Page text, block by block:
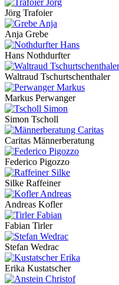
Jörg Trafoier
Anja Grebe
Hans Nothdurfter
Waltraud Tschurtschenthaler
Markus Perwanger
Simon Tscholl
Caritas Männerberatung
Federico Pigozzo
Silke Raffeiner
Andreas Kofler
Fabian Tirler
Stefan Wedrac
Erika Kustatscher